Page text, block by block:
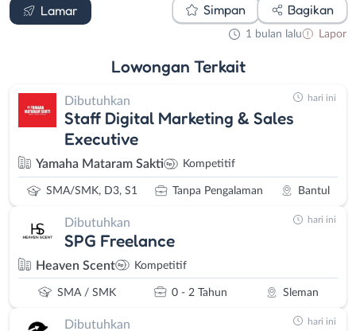
Lamar Simpan Bagikan
1 bulan lalu Lapor
Lowongan Terkait
Dibutuhkan
Staff Digital Marketing & Sales
Executive
Yamaha Mataram Sakti Kompetitif
SMA/SMK, D3, S1 Tanpa Pengalaman Bantul
hari ini
Dibutuhkan
SPG Freelance
Heaven Scent Kompetitif
SMA / SMK 0 - 2 Tahun Sleman
hari ini
Dibutuhkan hari ini